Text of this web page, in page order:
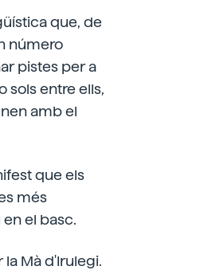
que, de
número
pistes per a
sols entre ells,
amb el
que els
més
el basc.
Mà d'Irulegi.